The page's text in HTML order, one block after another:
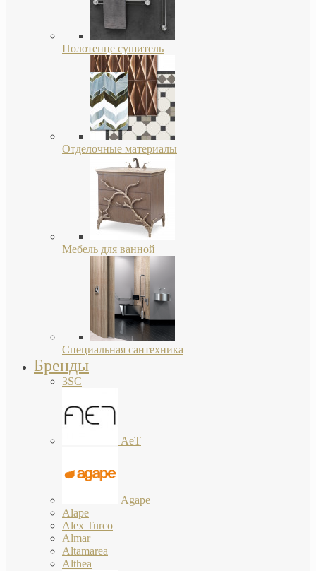
Полотенце сушитель
Отделочные материалы
Мебель для ванной
Специальная сантехника
Бренды
3SC
AeT
Agape
Alape
Alex Turco
Almar
Altamarea
Althea